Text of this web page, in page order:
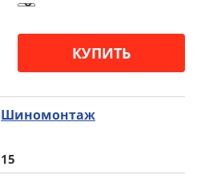
КУПИТЬ
Шиномонтаж
15